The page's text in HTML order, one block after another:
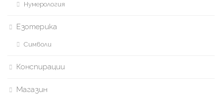
Нумерология
Езотерика
Символи
Конспирации
Магазин